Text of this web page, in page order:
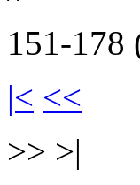
151-178
|< <<
>> >|